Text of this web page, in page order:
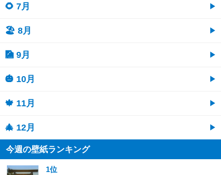
🌻 7月
🏖 8月
🎑 9月
🎃 10月
🍁 11月
🎄 12月
今週の壁紙ランキング
1位